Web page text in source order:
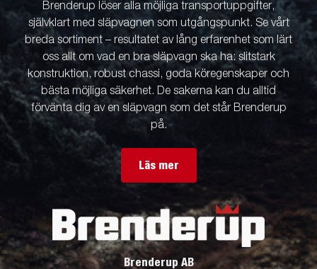
Brenderup löser alla möjliga transportuppgifter,
självklart med släpvagnen som utgångspunkt. Se vårt
breda sortiment – resultatet av lång erfarenhet som lärt
oss allt om vad en bra släpvagn ska ha: slitstark
konstruktion, robust chassi, goda köregenskaper och
bästa möjliga säkerhet. De sakerna kan du alltid
förvänta dig av en släpvagn som det står Brenderup
på.
Läs mer
Brenderup AB